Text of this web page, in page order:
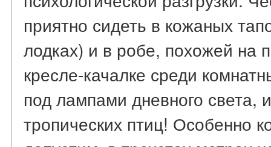
приятно сидеть в кожаных
лодках) и в робе, похожей на
кресле-качалке среди
под лампами дневного света,
тропических птиц! Особенно